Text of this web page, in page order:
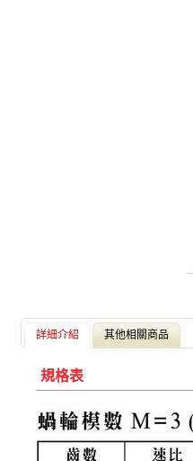
詳細介紹 其他相關商品
規格表